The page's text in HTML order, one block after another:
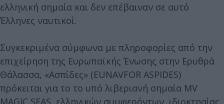
ελληνική σημαία και δεν επέβαιναν σε αυτό
Έλληνες ναυτικοί.
Συγκεκριμένα σύμφωνα με πληροφορίες από την
επιχείρηση της Ευρωπαϊκής Ένωσης στην Ερυθρά
Θάλασσα, «Ασπίδες» (EUNAVFOR ASPIDES)
πρόκειται για το το υπό λιβεριανή σημαία MV
MAGIC SEAS, ελληνικών συμφερόντων, ιδιοκτησίας